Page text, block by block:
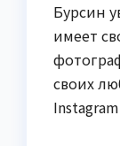
Бурсин
имеет
своих